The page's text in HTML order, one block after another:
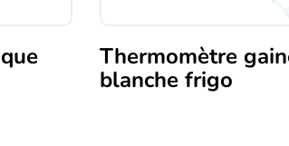
Thermomètre
blanche frigo